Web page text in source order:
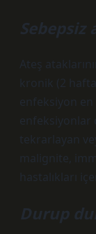
Sebepsiz
Ateş
kronik (2
enfeksiyon en
enfeksiyonlar
tekrarlayan
malignite,
hastalıkları
Durup